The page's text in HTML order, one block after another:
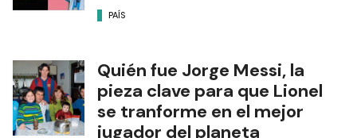
PAÍS
Quién fue Jorge Messi, la
pieza clave para que Lionel
se tranforme en el mejor
jugador del planeta